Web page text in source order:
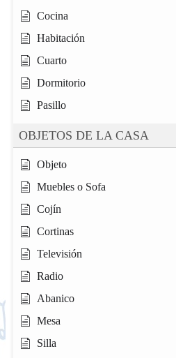
Cocina
Habitación
Cuarto
Dormitorio
Pasillo
OBJETOS DE LA CASA
Objeto
Muebles o Sofa
Cojín
Cortinas
Televisión
Radio
Abanico
Mesa
Silla